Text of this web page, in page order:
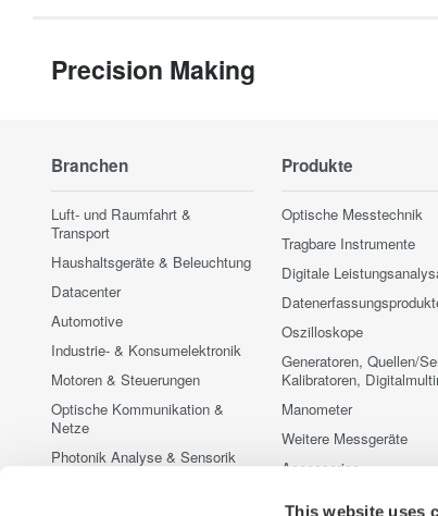
This website uses
Precision Making
Branchen
Luft- und Raumfahrt &
Transport
Haushaltsgeräte & Beleuchtung
Datacenter
Automotive
Industrie- & Konsumelektronik
Motoren & Steuerungen
Optische Kommunikation &
Netze
Photonik Analyse & Sensorik
Produkte
Optische Messtechnik
Tragbare Instrumente
Digitale
Oszilloskope
Generatoren, Quellen/
Kalibratoren,
Manometer
Weitere Messgeräte
Accessories